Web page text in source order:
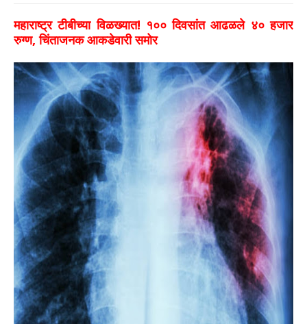
महाराष्ट्र टीबीच्या विळख्यात! १०० दिवसांत आढळले ४० हजार
रुग्ण, चिंताजनक आकडेवारी समोर